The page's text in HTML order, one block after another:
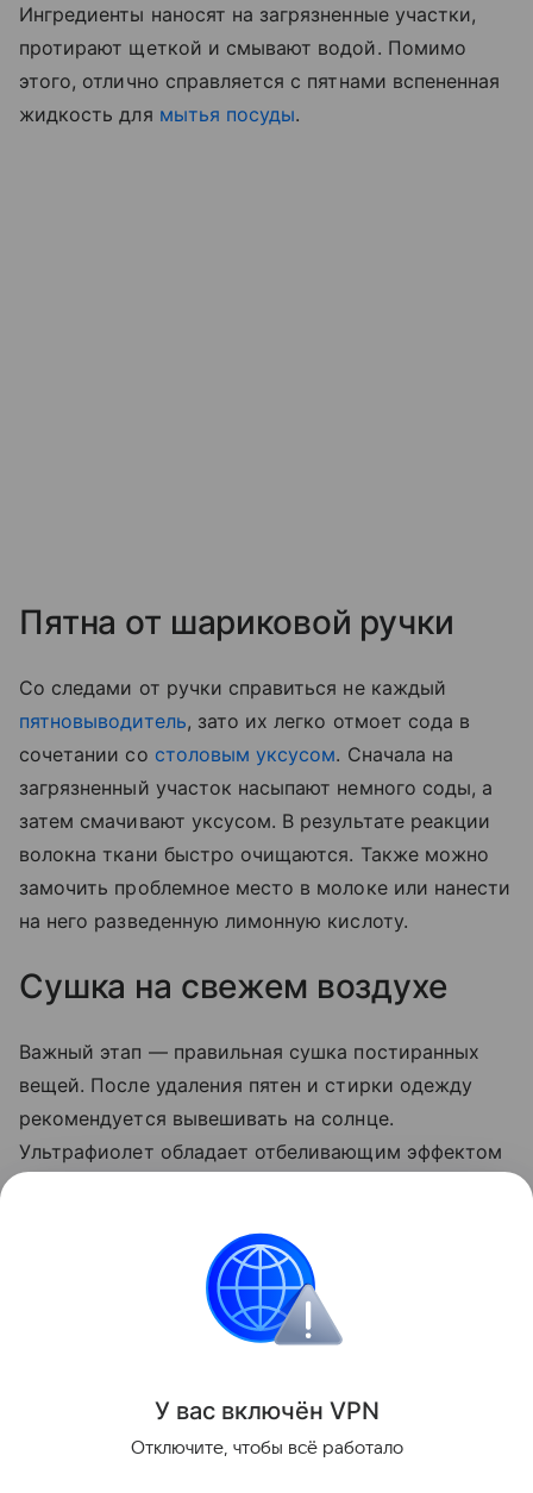
Ингредиенты наносят на загрязненные участки,
протирают щеткой и смывают водой. Помимо
этого, отлично справляется с пятнами вспененная
жидкость для мытья посуды.
Пятна от шариковой ручки
Со следами от ручки справиться не каждый
пятновыводитель, зато их легко отмоет сода в
сочетании со столовым уксусом. Сначала на
загрязненный участок насыпают немного соды, а
затем смачивают уксусом. В результате реакции
волокна ткани быстро очищаются. Также можно
замочить проблемное место в молоке или нанести
на него разведенную лимонную кислоту.
Сушка на свежем воздухе
Важный этап — правильная сушка постиранных
вещей. После удаления пятен и стирки одежду
рекомендуется вывешивать на солнце.
Ультрафиолет обладает отбеливающим эффектом
того, сушка на свежем воздухе предотвращает
появление неприятного затхлого запаха.
У вас включён VPN
Отключите, чтобы всё работало